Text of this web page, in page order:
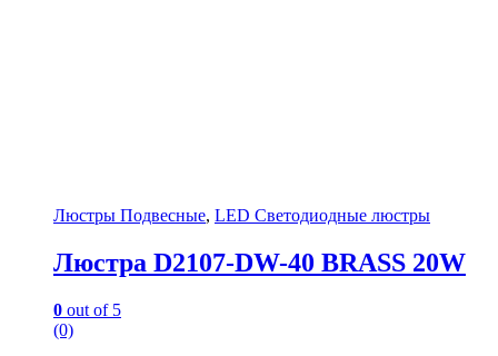
Люстры Подвесные, LED Светодиодные люстры
Люстра D2107-DW-40 BRASS 20W
0 out of 5
(0)